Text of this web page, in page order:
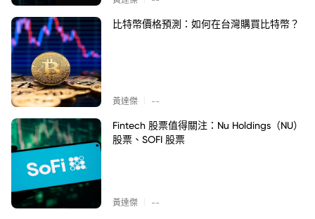
比特幣價格預測：如何在台灣購買比特幣？
黃達傑 --
Fintech 股票值得關注：Nu Holdings（NU）
股票、SOFI 股票
黃達傑 --